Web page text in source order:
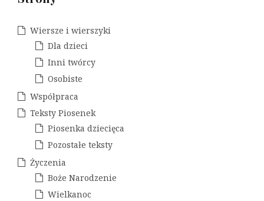
i
Wiersze i wierszyki
Dla dzieci
Inni twórcy
Osobiste
Współpraca
Teksty Piosenek
Piosenka dziecięca
Pozostałe teksty
Życzenia
Boże Narodzenie
Wielkanoc